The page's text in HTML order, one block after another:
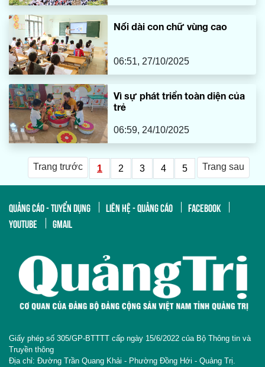
Nối dài con chữ vùng cao
06:51, 27/10/2025
Vì sự phát triển toàn diện của
trẻ
06:59, 24/10/2025
Trang trước 1 2 3 4 5 Trang sau
QUẢNG CÁO - TUYỂN DỤNG LIÊN HỆ - QUẢNG CÁO
FACEBOOK
YOUTUBE
GMAIL
Giấy phép số 305/GP-BTTTT cấp ngày 15/6/2022 của Bộ Thông tin và
Truyền thông
Địa chỉ: Đường Trần Quang Khải - Phường Đồng Hới - Quảng Trị.